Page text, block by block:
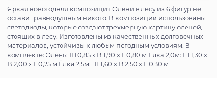
Яркая новогодняя композиция Олени в лесу из 6 фигур не
оставит равнодушным никого. В композиции использованы
светодиоды, которые создают трехмерную картину оленей,
стоящих в лесу. Изготовлены из качественных долговечных
материалов, устойчивы к любым погодным условиям. В
комплекте: Олень: Ш 0,85 x В 1,90 x Г 0,80 м Ёлка 2,0м: Ш 1,30 x
В 2,00 x Г 0,25 м Ёлка 2,5м: Ш 1,60 x В 2,50 x Г 0,30 м